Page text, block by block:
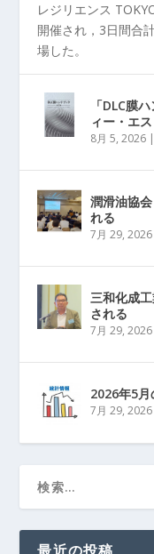
レジリエンス
開催され，3日間合
場した。
「DLC膜
ィー・エス
8月 5, 2026
潤滑油協
れる
7月 29, 2026
三和化成
される
7月 29, 2026
2026年5
7月 29, 2026